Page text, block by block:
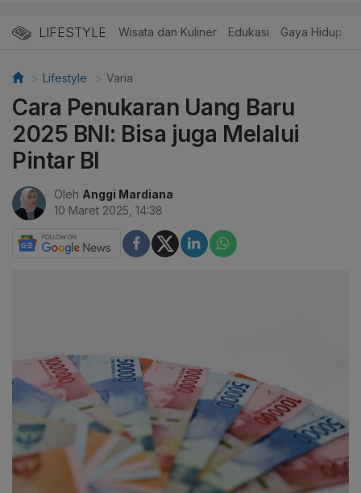
LIFESTYLE Wisata dan Kuliner Edukasi Gaya Hidup
Lifestyle Varia
Cara Penukaran Uang Baru
2025 BNI: Bisa juga Melalui
Pintar BI
Oleh Anggi Mardiana
10 Maret 2025, 14:38